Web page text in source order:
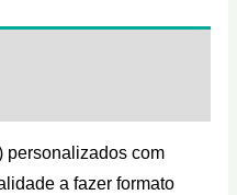
personalizados com
a fazer formato